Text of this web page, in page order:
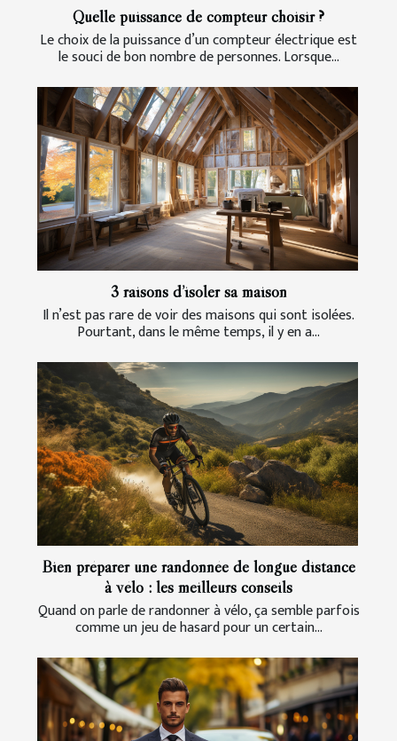
Quelle puissance de compteur choisir ?
Le choix de la puissance d’un compteur électrique est
le souci de bon nombre de personnes. Lorsque...
3 raisons d’isoler sa maison
Il n’est pas rare de voir des maisons qui sont isolées.
Pourtant, dans le même temps, il y en a...
Bien préparer une randonnée de longue distance
à vélo : les meilleurs conseils
Quand on parle de randonner à vélo, ça semble parfois
comme un jeu de hasard pour un certain...